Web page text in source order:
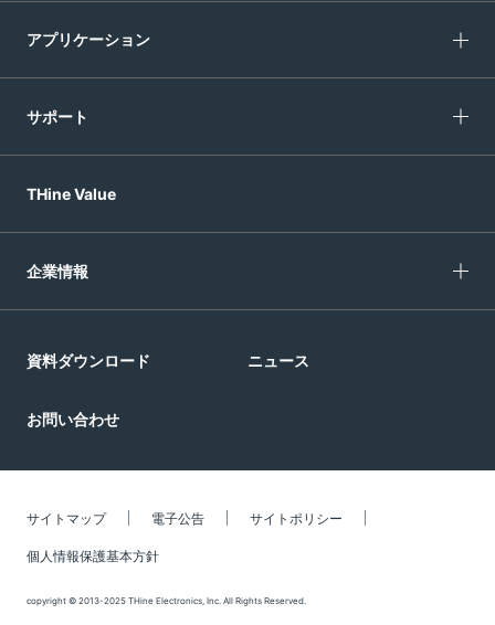
アプリケーション
サポート
THine Value
企業情報
資料ダウンロード ニュース
お問い合わせ
サイトマップ 電子公告 サイトポリシー
個人情報保護基本方針
copyright © 2013-2025 THine Electronics, Inc. All Rights Reserved.